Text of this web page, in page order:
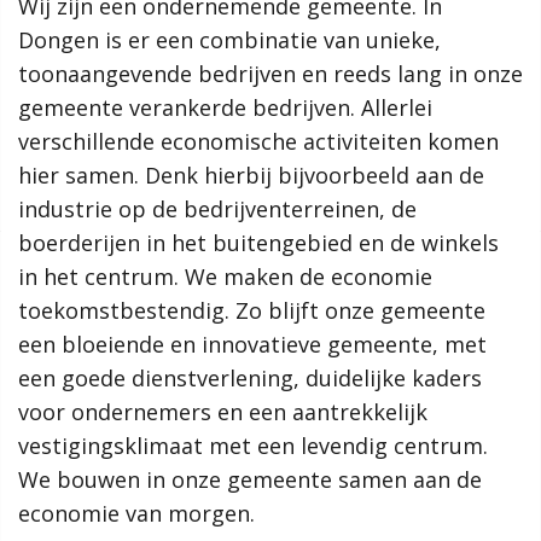
Rol van de gemeente
Relatie met andere visies
Regionale samenwerking
Van visie naar uitvoering
Samenvattingskaart
Contact
Ambities
Het Dongens DNA
De economie van morgen
De gezonde leefomgeving
Een duurzame toekomst
Thema's
Zoeken
Wij zijn een ondernemende gemeente. In
Dongen is er een combinatie van unieke,
toonaangevende bedrijven en reeds lang in onze
gemeente verankerde bedrijven. Allerlei
verschillende economische activiteiten komen
hier samen. Denk hierbij bijvoorbeeld aan de
industrie op de bedrijventerreinen, de
boerderijen in het buitengebied en de winkels
in het centrum. We maken de economie
toekomstbestendig. Zo blijft onze gemeente
een bloeiende en innovatieve gemeente, met
een goede dienstverlening, duidelijke kaders
voor ondernemers en een aantrekkelijk
vestigingsklimaat met een levendig centrum.
We bouwen in onze gemeente samen aan de
economie van morgen.